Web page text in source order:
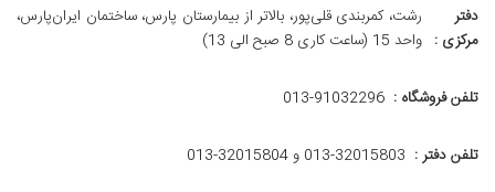
دفتر
مرکزی :
رشت، کمربندی قلی‌پور، بالاتر از بیمارستان پارس، ساختمان ایران‌پارس،
واحد 15 (ساعت کاری 8 صبح الی 13)
تلفن فروشگاه : 013-91032296
تلفن دفتر : 013-32015803 و 32015804-013